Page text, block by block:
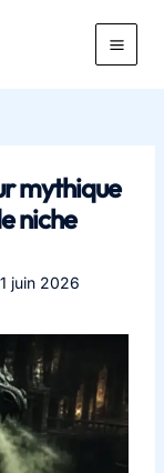
Main
mythique
niche
juin 2026